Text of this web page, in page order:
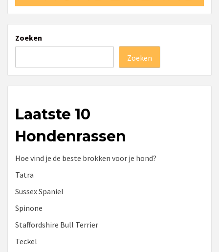
Zoeken
Zoeken
Laatste 10
Hondenrassen
Hoe vind je de beste brokken voor je hond?
Tatra
Sussex Spaniel
Spinone
Staffordshire Bull Terrier
Teckel